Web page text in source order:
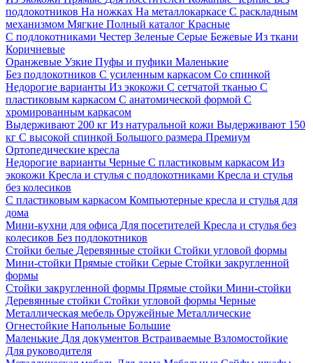
подлокотников На ножках На металлокаркасе С раскладным
механизмом Мягкие Полный каталог Красные
С подлокотниками Честер Зеленые Серые Бежевые Из ткани
Коричневые
Оранжевые Узкие Пуфы и пуфики Маленькие
Без подлокотников С усиленным каркасом Со спинкой
Недорогие варианты Из экокожи С сетчатой тканью С
пластиковым каркасом С анатомической формой С
хромированным каркасом
Выдерживают 200 кг Из натуральной кожи Выдерживают 150
кг С высокой спинкой Большого размера Премиум
Ортопедические кресла
Недорогие варианты Черные С пластиковым каркасом Из
экокожи Кресла и стулья с подлокотниками Кресла и стулья
без колесиков
С пластиковым каркасом Компьютерные кресла и стулья для
дома
Мини-кухни для офиса Для посетителей Кресла и стулья без
колесиков Без подлокотников
Стойки белые Деревянные стойки Стойки угловой формы
Мини-стойки Прямые стойки Серые Стойки закругленной
формы
Стойки закругленной формы Прямые стойки Мини-стойки
Деревянные стойки Стойки угловой формы Черные
Металлическая мебель Оружейные Металлические
Огнестойкие Напольные Большие
Маленькие Для документов Встраиваемые Взломостойкие
Для руководителя